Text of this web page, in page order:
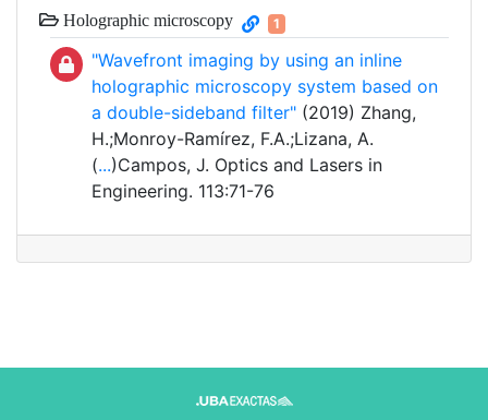
Holographic microscopy 1
"Wavefront imaging by using an inline
holographic microscopy system based on
a double-sideband filter" (2019) Zhang,
H.;Monroy-Ramírez, F.A.;Lizana, A.
(...)Campos, J. Optics and Lasers in
Engineering. 113:71-76